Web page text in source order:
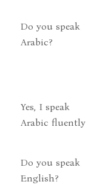
Do you speak
Arabic?
Yes, I speak
Arabic fluently
Do you speak
English?